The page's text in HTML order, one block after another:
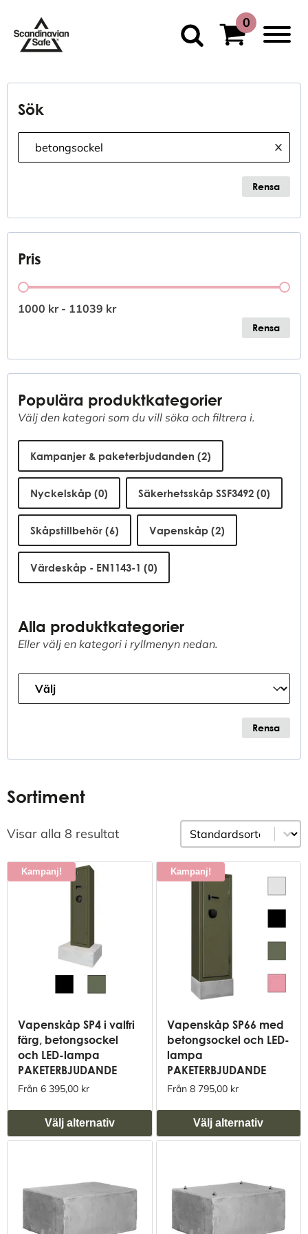
Sök
Sökfunktion
Search content
Clear
Rensa
Pris
Pris
1000 kr - 11039 kr
Rensa
Populära produktkategorier
Välj den kategori som du vill söka och filtrera i.
Product Parents
Kampanjer & paketerbjudanden (2)
Nyckelskåp (0) Säkerhetsskåp SSF3492 (0)
Skåpstillbehör (6) Vapenskåp (2)
Värdeskåp - EN1143-1 (0)
Alla produktkategorier
Eller välj en kategori i ryllmenyn nedan.
Produkt Kategori
Select content
Rensa
Sortiment
Visar alla 8 resultat Sortering
Sort content
Kampanj!
Vapenskåp SP4 i valfri
färg, betongsockel
och LED-lampa
PAKETERBJUDANDE
Från 6 395,00 kr
Välj alternativ
Kampanj!
Vapenskåp SP66 med
betongsockel och LED-
lampa
PAKETERBJUDANDE
Från 8 795,00 kr
Välj alternativ